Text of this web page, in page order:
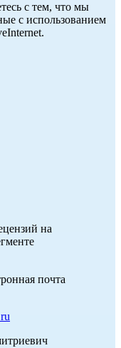
с тем, что мы
с использованием
на
почта